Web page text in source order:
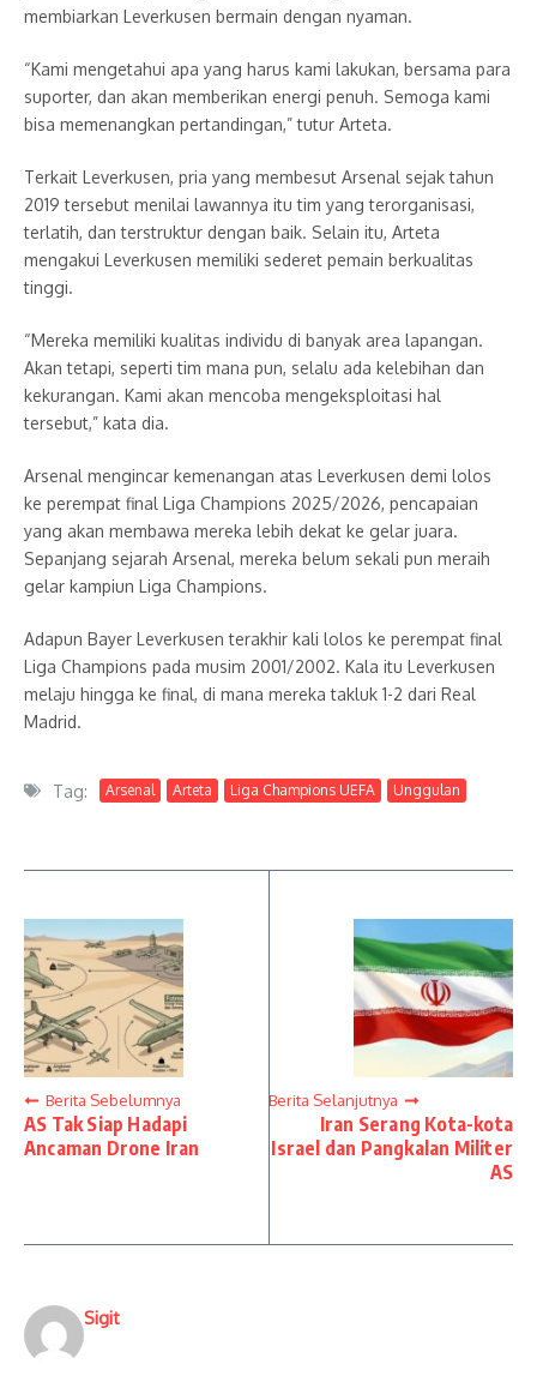
membiarkan Leverkusen bermain dengan nyaman.
“Kami mengetahui apa yang harus kami lakukan, bersama para
suporter, dan akan memberikan energi penuh. Semoga kami
bisa memenangkan pertandingan,” tutur Arteta.
Terkait Leverkusen, pria yang membesut Arsenal sejak tahun
2019 tersebut menilai lawannya itu tim yang terorganisasi,
terlatih, dan terstruktur dengan baik. Selain itu, Arteta
mengakui Leverkusen memiliki sederet pemain berkualitas
tinggi.
“Mereka memiliki kualitas individu di banyak area lapangan.
Akan tetapi, seperti tim mana pun, selalu ada kelebihan dan
kekurangan. Kami akan mencoba mengeksploitasi hal
tersebut,” kata dia.
Arsenal mengincar kemenangan atas Leverkusen demi lolos
ke perempat final Liga Champions 2025/2026, pencapaian
yang akan membawa mereka lebih dekat ke gelar juara.
Sepanjang sejarah Arsenal, mereka belum sekali pun meraih
gelar kampiun Liga Champions.
Adapun Bayer Leverkusen terakhir kali lolos ke perempat final
Liga Champions pada musim 2001/2002. Kala itu Leverkusen
melaju hingga ke final, di mana mereka takluk 1-2 dari Real
Madrid.
Tag: Arsenal Arteta Liga Champions UEFA Unggulan
Berita Sebelumnya
AS Tak Siap Hadapi
Ancaman Drone Iran
Berita Selanjutnya
Iran Serang Kota-kota
Israel dan Pangkalan Militer
AS
Sigit